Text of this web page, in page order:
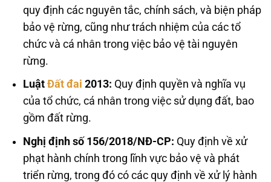
quy định các nguyên tắc, chính sách, và biện pháp
bảo vệ rừng, cũng như trách nhiệm của các tổ
chức và cá nhân trong việc bảo vệ tài nguyên
rừng.
Luật Đất đai 2013: Quy định quyền và nghĩa vụ
của tổ chức, cá nhân trong việc sử dụng đất, bao
gồm đất rừng.
Nghị định số 156/2018/NĐ-CP: Quy định về xử
phạt hành chính trong lĩnh vực bảo vệ và phát
triển rừng, trong đó có các quy định về xử lý hành